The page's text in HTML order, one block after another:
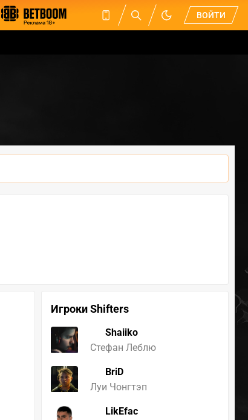
ВОЙТИ
Игроки Shifters
Shaiiko
Стефан Леблю
BriD
Луи Чонгтэп
LikEfac